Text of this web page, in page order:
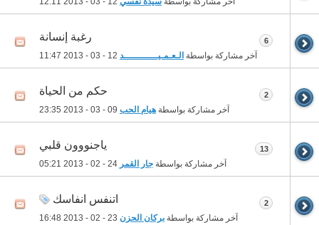
رغبة إنسانة
آخر مشاركة بواسطة الـعـمـيــــــــــــد 11:47
6
حكم من الحياة
آخر مشاركة بواسطة هيام الحب 23:35
2
ياجنووون قلبي
آخر مشاركة بواسطة جار القمر 05:21
13
اتنفس انفاسك
آخر مشاركة بواسطة بركان الحزن 16:48
2